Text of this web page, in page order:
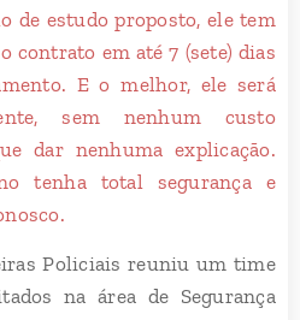
de estudo proposto, ele tem
contrato em até 7 (sete) dias
E o melhor, ele será
sem nenhum custo
dar nenhuma explicação.
tenha total segurança e
Policiais reuniu um time
na área de Segurança